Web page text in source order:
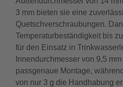
3 mm bieten sie eine
Quetschverschraubungen.
Temperaturbeständigkeit bis
für den Einsatz in
Innendurchmesser von 9,5
passgenaue Montage,
von nur 3 g die Handhabung